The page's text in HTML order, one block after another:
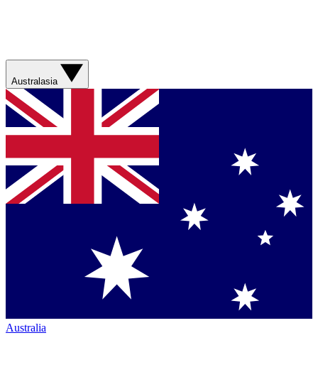
Australasia
Australia